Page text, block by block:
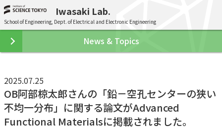
Iwasaki Lab.
School of Engineering, Dept. of Electrical and Electronic Engineering
News & Topics
2025.07.25
OB阿部椋太郎さんの「鉛－空孔センターの狭い
不均一分布」に関する論文がAdvanced
Functional Materialsに掲載されました。